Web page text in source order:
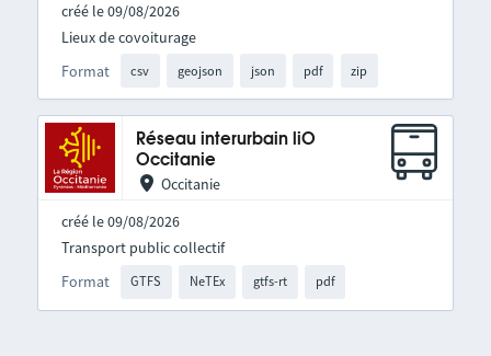
créé le 09/08/2026
Format csv geojson json pdf zip
Lieux de covoiturage
Réseau interurbain liO
Occitanie
Occitanie
créé le 09/08/2026
Format GTFS NeTEx gtfs-rt pdf
Transport public collectif